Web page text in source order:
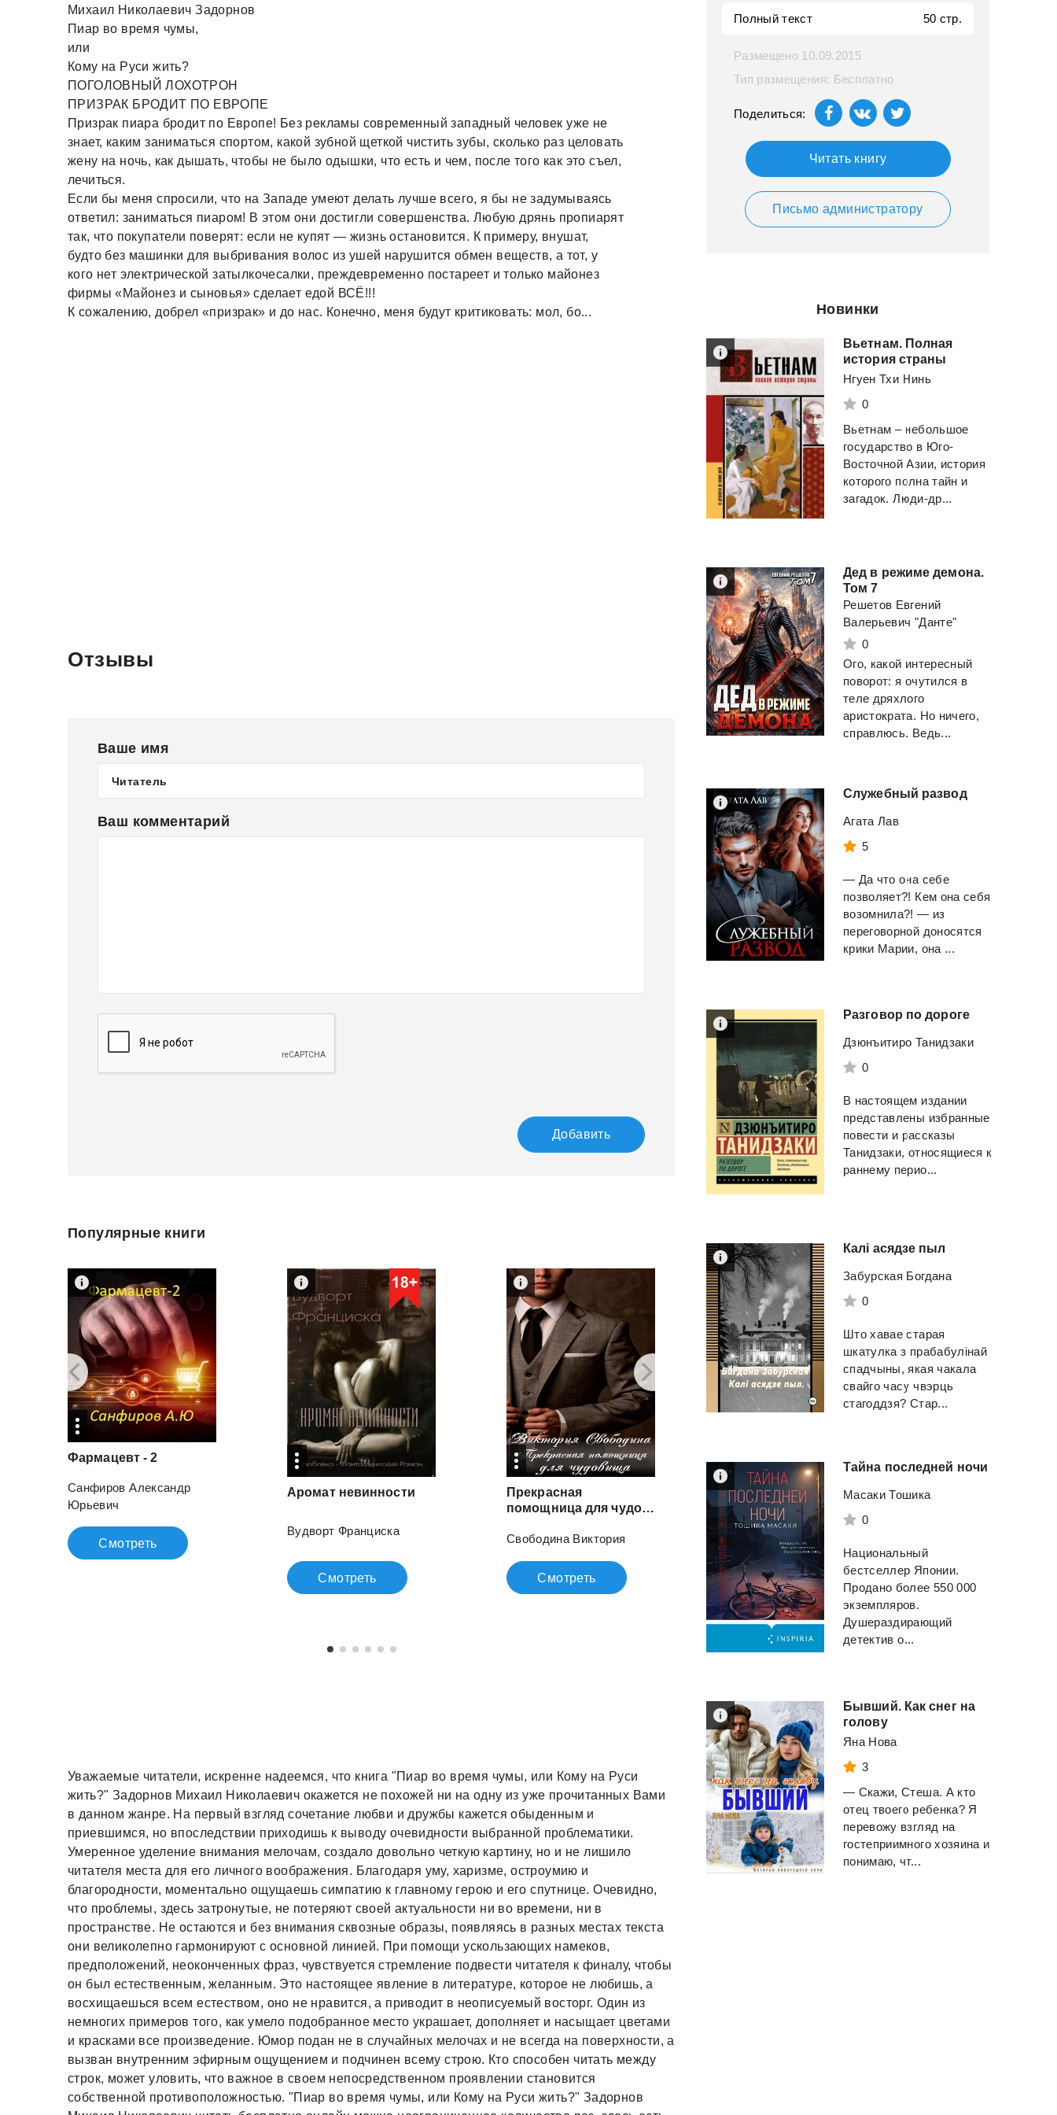
Михаил Николаевич Задорнов
Пиар во время чумы,
или
Кому на Руси жить?
ПОГОЛОВНЫЙ ЛОХОТРОН
ПРИЗРАК БРОДИТ ПО ЕВРОПЕ
Призрак пиара бродит по Европе! Без рекламы современный западный человек уже не
знает, каким заниматься спортом, какой зубной щеткой чистить зубы, сколько раз целовать
жену на ночь, как дышать, чтобы не было одышки, что есть и чем, после того как это съел,
лечиться.
Если бы меня спросили, что на Западе умеют делать лучше всего, я бы не задумываясь
ответил: заниматься пиаром! В этом они достигли совершенства. Любую дрянь пропиарят
так, что покупатели поверят: если не купят — жизнь остановится. К примеру, внушат,
будто без машинки для выбривания волос из ушей нарушится обмен веществ, а тот, у
кого нет электрической затылкочесалки, преждевременно постареет и только майонез
фирмы «Майонез и сыновья» сделает едой ВСЁ!!!
К сожалению, добрел «призрак» и до нас. Конечно, меня будут критиковать: мол, бо...
Отзывы
Ваше имя
Ваш комментарий
Добавить
Популярные книги
Фармацевт - 2
Санфиров Александр
Юрьевич
Смотреть
Аромат невинности
Вудворт Франциска
Смотреть
Прекрасная
помощница для чудовища
Свободина Виктория
Смотреть
Столичный доктор.
Том II
Вязовский Алексей
и
ещё 1 автор(а)
Смотреть
Уважаемые читатели, искренне надеемся, что книга "Пиар во время чумы, или Кому на Руси
жить?" Задорнов Михаил Николаевич окажется не похожей ни на одну из уже прочитанных Вами
в данном жанре. На первый взгляд сочетание любви и дружбы кажется обыденным и
приевшимся, но впоследствии приходишь к выводу очевидности выбранной проблематики.
Умеренное уделение внимания мелочам, создало довольно четкую картину, но и не лишило
читателя места для его личного воображения. Благодаря уму, харизме, остроумию и
благородности, моментально ощущаешь симпатию к главному герою и его спутнице. Очевидно,
что проблемы, здесь затронутые, не потеряют своей актуальности ни во времени, ни в
пространстве. Не остаются и без внимания сквозные образы, появляясь в разных местах текста
они великолепно гармонируют с основной линией. При помощи ускользающих намеков,
предположений, неоконченных фраз, чувствуется стремление подвести читателя к финалу, чтобы
он был естественным, желанным. Это настоящее явление в литературе, которое не любишь, а
восхищаешься всем естеством, оно не нравится, а приводит в неописуемый восторг. Один из
немногих примеров того, как умело подобранное место украшает, дополняет и насыщает цветами
и красками все произведение. Юмор подан не в случайных мелочах и не всегда на поверхности, а
вызван внутренним эфирным ощущением и подчинен всему строю. Кто способен читать между
строк, может уловить, что важное в своем непосредственном проявлении становится
собственной противоположностью. "Пиар во время чумы, или Кому на Руси жить?" Задорнов
Полный текст 50 стр.
Размещено 10.09.2015
Тип размещения: Бесплатно
Поделиться:
Читать книгу
Письмо администратору
Новинки
Вьетнам. Полная
история страны
Нгуен Тхи Нинь
0
Вьетнам – небольшое
государство в Юго-
Восточной Азии, история
которого полна тайн и
загадок. Люди-др...
Дед в режиме демона.
Том 7
Решетов Евгений
Валерьевич "Данте"
0
Ого, какой интересный
поворот: я очутился в
теле дряхлого
аристократа. Но ничего,
справлюсь. Ведь...
Служебный развод
Агата Лав
5
— Да что она себе
позволяет?! Кем она себя
возомнила?! — из
переговорной доносятся
крики Марии, она ...
Разговор по дороге
Дзюнъитиро Танидзаки
0
В настоящем издании
представлены избранные
повести и рассказы
Танидзаки, относящиеся к
раннему перио...
Калі асядзе пыл
Забурская Богдана
0
Што хавае старая
шкатулка з прабабулінай
спадчыны, якая чакала
свайго часу чвэрць
стагоддзя? Стар...
Тайна последней ночи
Масаки Тошика
0
Национальный
бестселлер Японии.
Продано более 550 000
экземпляров.
Душераздирающий
детектив о...
Бывший. Как снег на
голову
Яна Нова
3
— Скажи, Стеша. А кто
отец твоего ребенка? Я
перевожу взгляд на
гостеприимного хозяина и
понимаю, чт...